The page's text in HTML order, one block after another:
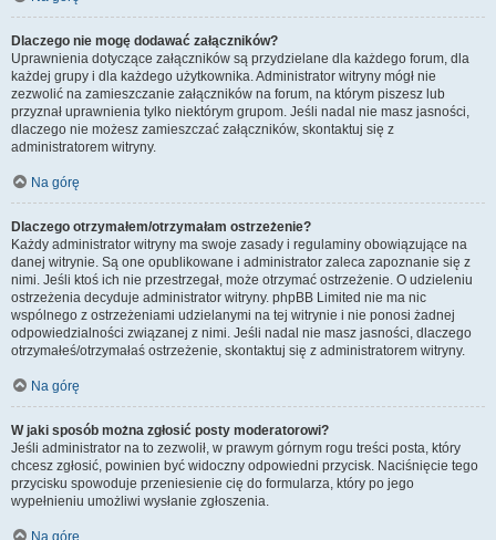
Dlaczego nie mogę dodawać załączników?
Uprawnienia dotyczące załączników są przydzielane dla każdego forum, dla
każdej grupy i dla każdego użytkownika. Administrator witryny mógł nie
zezwolić na zamieszczanie załączników na forum, na którym piszesz lub
przyznał uprawnienia tylko niektórym grupom. Jeśli nadal nie masz jasności,
dlaczego nie możesz zamieszczać załączników, skontaktuj się z
administratorem witryny.
Na górę
Dlaczego otrzymałem/otrzymałam ostrzeżenie?
Każdy administrator witryny ma swoje zasady i regulaminy obowiązujące na
danej witrynie. Są one opublikowane i administrator zaleca zapoznanie się z
nimi. Jeśli ktoś ich nie przestrzegał, może otrzymać ostrzeżenie. O udzieleniu
ostrzeżenia decyduje administrator witryny. phpBB Limited nie ma nic
wspólnego z ostrzeżeniami udzielanymi na tej witrynie i nie ponosi żadnej
odpowiedzialności związanej z nimi. Jeśli nadal nie masz jasności, dlaczego
otrzymałeś/otrzymałaś ostrzeżenie, skontaktuj się z administratorem witryny.
Na górę
W jaki sposób można zgłosić posty moderatorowi?
Jeśli administrator na to zezwolił, w prawym górnym rogu treści posta, który
chcesz zgłosić, powinien być widoczny odpowiedni przycisk. Naciśnięcie tego
przycisku spowoduje przeniesienie cię do formularza, który po jego
wypełnieniu umożliwi wysłanie zgłoszenia.
Na górę